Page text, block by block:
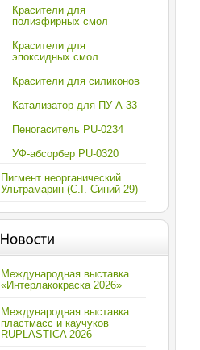
Красители для
полиэфирных смол
Красители для
эпоксидных смол
Красители для силиконов
Катализатор для ПУ A-33
Пеногаситель PU-0234
УФ-абсорбер PU-0320
Пигмент неорганический
Ультрамарин (C.I. Синий 29)
Международная выставка
«Интерлакокраска 2026»
Международная выставка
пластмасс и каучуков
RUPLASTICA 2026